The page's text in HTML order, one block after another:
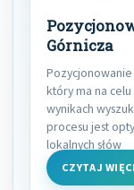
Górnicza
który ma na
wynikach
procesu jest
lokalnych słów
CZYTAJ